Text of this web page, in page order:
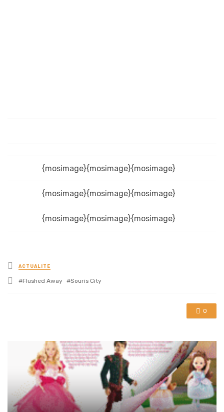
{mosimage}{mosimage}{mosimage}
{mosimage}{mosimage}{mosimage}
{mosimage}{mosimage}{mosimage}
Posted
in
ACTUALITÉ
Tagged
Flushed Away Souris City
0